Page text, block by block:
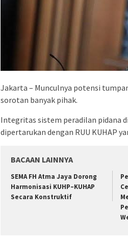
Jakarta – Munculnya potensi
sorotan banyak pihak.
Integritas sistem peradilan pidana
dipertarukan dengan RUU KUHAP
BACAAN LAINNYA
SEMA FH Atma Jaya Dorong
Harmonisasi KUHP–KUHAP
Secara Konstruktif